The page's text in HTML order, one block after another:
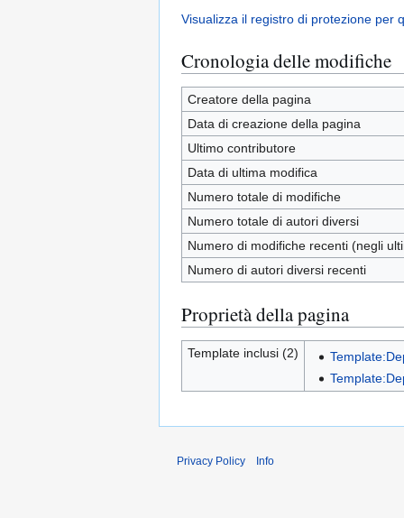
Visualizza il registro di protezione per
Cronologia delle modifiche
Creatore della pagina
Data di creazione della pagina
Ultimo contributore
Data di ultima modifica
Numero totale di modifiche
Numero totale di autori diversi
Numero di modifiche recenti (negli
Numero di autori diversi recenti
Proprietà della pagina
Template inclusi (2)
Privacy Policy Info